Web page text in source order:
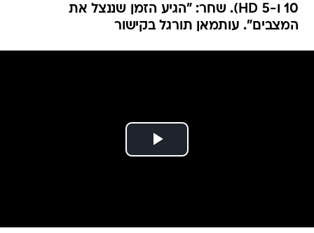
10 ו-5 HD). שחר: "הגיע הזמן שננצל את
המצבים". עותמאן תורגל בקישור